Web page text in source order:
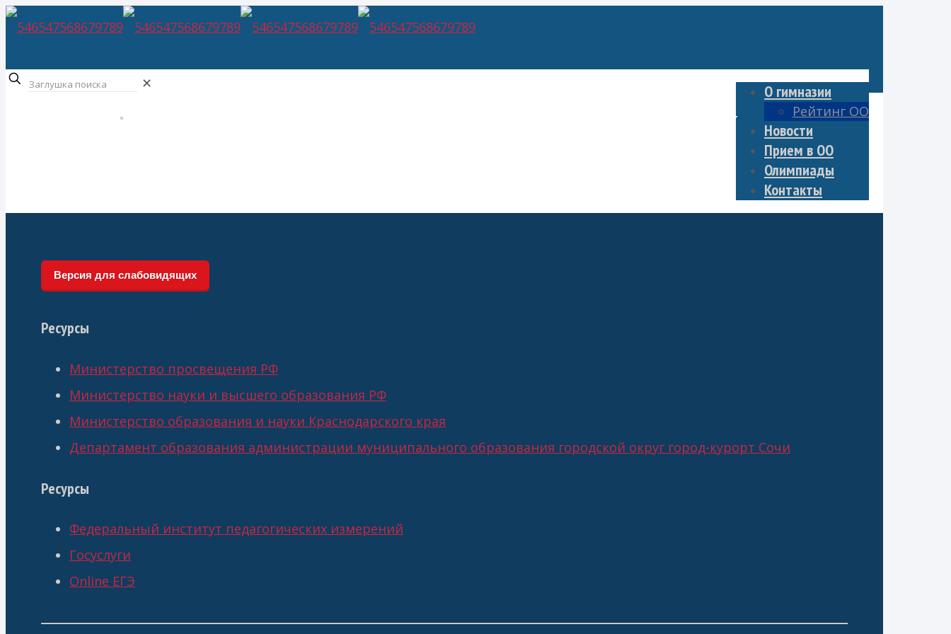
О гимназии
Рейтинг ОО
Новости
Прием в ОО
Олимпиады
Контакты
✕
Версия для слабовидящих
Ресурсы
Министерство просвещения РФ
Министерство науки и высшего образования РФ
Министерство образования и науки Краснодарского края
Департамент образования администрации муниципального образования городской округ город-курорт Сочи
Ресурсы
Федеральный институт педагогических измерений
Госуслуги
Online ЕГЭ